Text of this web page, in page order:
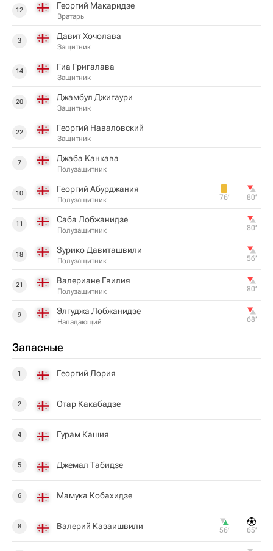
12 Георгий Макаридзе
Вратарь
3 Давит Хочолава
Защитник
14 Гиа Григалава
Защитник
20 Джамбул Джигаури
Защитник
22 Георгий Навалoвcкий
Защитник
7 Джаба Канкава
Полузащитник
10 Георгий Абурджания
Полузащитник 76‎’‎ 80‎’‎
11 Саба Лобжанидзе
Полузащитник 80‎’‎
18 Зурико Давиташвили
Полузащитник 56‎’‎
21 Валериане Гвилия
Полузащитник 80‎’‎
9 Элгуджа Лобжанидзе
Нападающий 68‎’‎
Запасные
1 Георгий Лория
2 Отар Какабадзе
4 Гурам Кaшия
5 Джемал Табидзе
6 Мамука Кобахидзе
8 Валерий Казаишвили 56‎’‎ 65‎’‎